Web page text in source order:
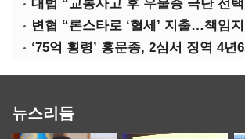
변협 “론스타로 ‘혈세’ 지출…책임
뉴스리듬